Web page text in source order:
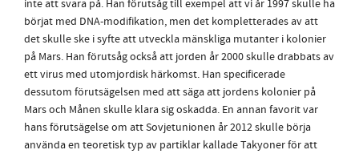
inte att svara på. Han förutsåg till exempel att vi år 1997 skulle ha
börjat med DNA-modifikation, men det kompletterades av att
det skulle ske i syfte att utveckla mänskliga mutanter i kolonier
på Mars. Han förutsåg också att jorden år 2000 skulle drabbats av
ett virus med utomjordisk härkomst. Han specificerade
dessutom förutsägelsen med att säga att jordens kolonier på
Mars och Månen skulle klara sig oskadda. En annan favorit var
hans förutsägelse om att Sovjetunionen år 2012 skulle börja
använda en teoretisk typ av partiklar kallade Takyoner för att